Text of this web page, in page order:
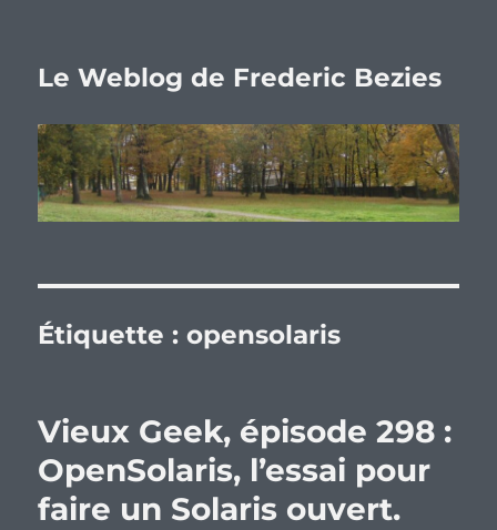
Le Weblog de Frederic Bezies
Étiquette :opensolaris
Vieux Geek, épisode 298 :
OpenSolaris, l’essai pour
faire un Solaris ouvert.